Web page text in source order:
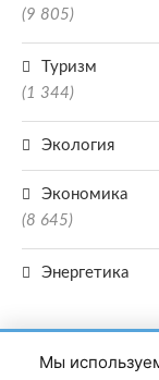
(9 805)
Туризм
(1 344)
Экология
Экономика
(8 645)
Энергетика
Мы